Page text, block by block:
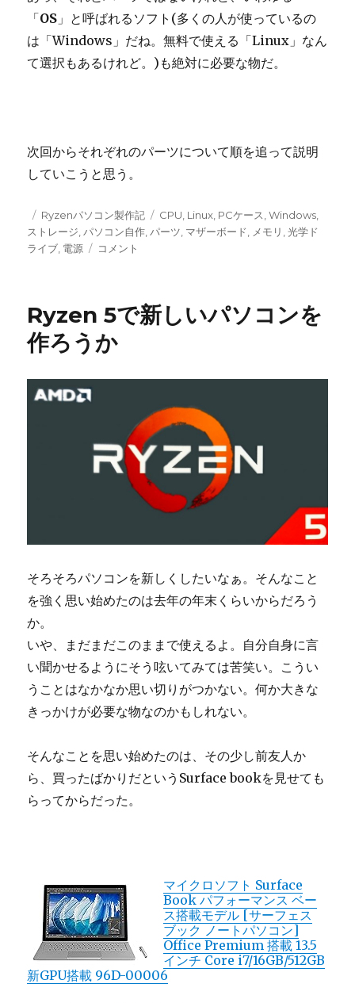
「OS 」と呼ばれるソフト(多くの人が使っているの
は「Windows」だね。無料で使える「Linux」なん
て選択もあるけれど。)も絶対に必要な物だ。
次回からそれぞれのパーツについて順を追って説明
していこうと思う。
投
稿
日:
カ
テ
ゴ
Ryzenパソコン製作記
タ
グ
CPU, Linux, PCケース,Windows,
ストレージ,パソコン自作,パーツ, マザーボード, メモリ ,光学ド
ライブ, 電源
パ
自
作
自
に
パ
ー
コメント
Ryzen 5で新しいパソコンを
作ろうか
そろそろパソコンを新しくしたいなぁ。そんなこと
を強く思い始めたのは去年の年末くらいからだろう
か。
いや、まだまだこのままで使えるよ。自分自身に言
い聞かせるようにそう呟いてみては苦笑い。こうい
うことはなかなか思い切りがつかない。何か大きな
きっかけが必要な物なのかもしれない。
そんなことを思い始めたのは、その少し前友人か
ら、買ったばかりだというSurface bookを見せても
らってからだった。
マイクロソフト Surface
Book パフォーマンス ベー
ス搭載モデル [サーフェス
ブック ノートパソコン]
Office Premium 搭載 13.5
インチ Core i7/16GB/512GB
新GPU搭載 96D-00006